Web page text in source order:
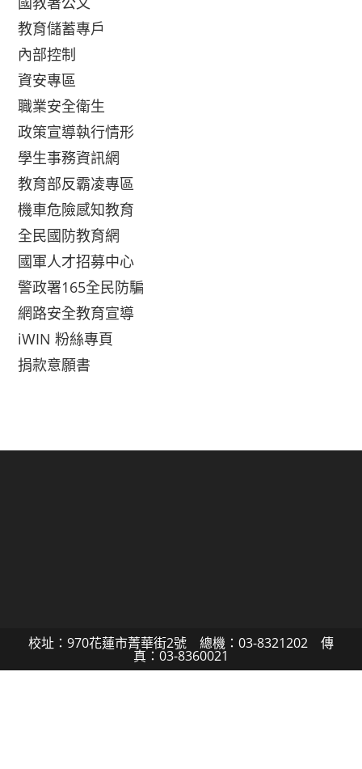
教育儲蓄專戶
內部控制
資安專區
職業安全衛生
政策宣導執行情形
學生事務資訊網
教育部反霸凌專區
機車危險感知教育
全民國防教育網
國軍人才招募中心
警政署165全民防騙
網路安全教育宣導
iWIN 粉絲專頁
捐款意願書
校址：970花蓮市菁華街2號 總機：03-8321202 傳
真：03-8360021